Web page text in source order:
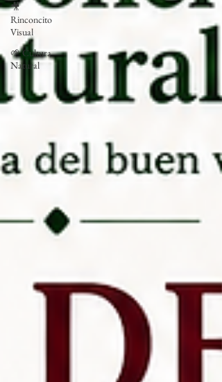
🎥
Rinconcito
Visual
🌱 Cultura
Natural